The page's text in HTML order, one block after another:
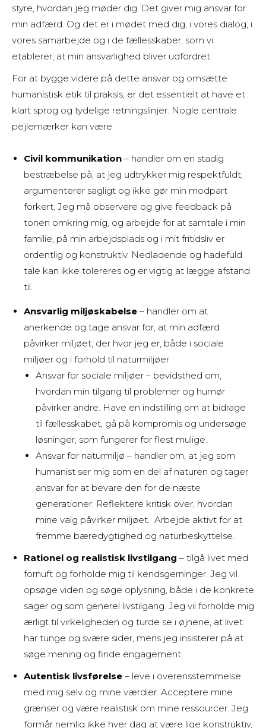
styre, hvordan jeg møder dig. Det giver mig ansvar for
min adfærd. Og det er i mødet med dig, i vores dialog, i
vores samarbejde og i de fællesskaber, som vi
etablerer, at min ansvarlighed bliver udfordret.
For at bygge videre på dette ansvar og omsætte
humanistisk etik til praksis, er det essentielt at have et
klart sprog og tydelige retningslinjer. Nogle centrale
pejlemærker kan være:
Civil kommunikation – handler om en stadig
bestræbelse på, at jeg udtrykker mig respektfuldt,
argumenterer sagligt og ikke gør min modpart
forkert. Jeg må observere og give feedback på
tonen omkring mig, og arbejde for at samtale i min
familie, på min arbejdsplads og i mit fritidsliv er
ordentlig og konstruktiv. Nedladende og hadefuld
tale kan ikke tolereres og er vigtig at lægge afstand
til.
Ansvarlig miljøskabelse – handler om at
anerkende og tage ansvar for, at min adfærd
påvirker miljøet, der hvor jeg er, både i sociale
miljøer og i forhold til naturmiljøer
Ansvar for sociale miljøer – bevidsthed om,
hvordan min tilgang til problemer og humør
påvirker andre. Have en indstilling om at bidrage
til fællesskabet, gå på kompromis og undersøge
løsninger, som fungerer for flest mulige.
Ansvar for naturmiljø – handler om, at jeg som
humanist ser mig som en del af naturen og tager
ansvar for at bevare den for de næste
generationer. Reflektere kritisk over, hvordan
mine valg påvirker miljøet. Arbejde aktivt for at
fremme bæredygtighed og naturbeskyttelse.
Rationel og realistisk livstilgang – tilgå livet med
fornuft og forholde mig til kendsgerninger. Jeg vil
opsøge viden og søge oplysning, både i de konkrete
sager og som generel livstilgang. Jeg vil forholde mig
ærligt til virkeligheden og turde se i øjnene, at livet
har tunge og svære sider, mens jeg insisterer på at
søge mening og finde engagement.
Autentisk livsførelse – leve i overensstemmelse
med mig selv og mine værdier. Acceptere mine
grænser og være realistisk om mine ressourcer. Jeg
formår nemlig ikke hver dag at være lige konstruktiv,